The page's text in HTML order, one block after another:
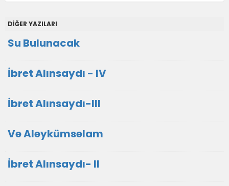
DİĞER YAZILARI
Su Bulunacak
İbret Alınsaydı - IV
İbret Alınsaydı-III
Ve Aleykümselam
İbret Alınsaydı- II